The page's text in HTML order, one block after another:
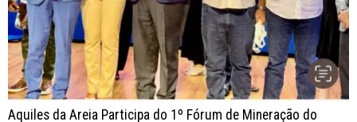
Aquiles da Areia Participa do 1º Fórum de Mineração do